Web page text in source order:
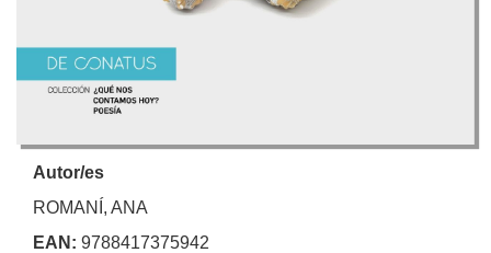
Autor/es
ROMANÍ, ANA
EAN: 9788417375942